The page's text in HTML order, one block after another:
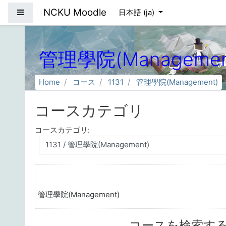
サイドパネル
NCKU Moodle 日本語 ‎(ja)‎
管理學院
Home コース 1131 管理學院(Management)
コースカテゴリ
コースカテゴリ:
管理學院(Management)